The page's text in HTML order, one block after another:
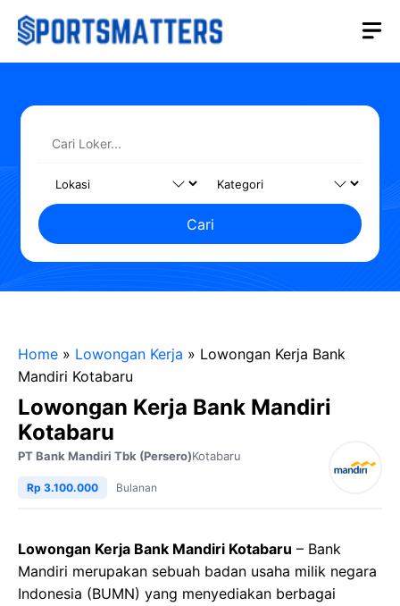
Langsung
Cari
Home » Lowongan Kerja » Lowongan Kerja Bank
Mandiri Kotabaru
Lowongan Kerja Bank Mandiri
Kotabaru
PT Bank Mandiri Tbk (Persero)Kotabaru
Rp 3.100.000 Bulanan
Lowongan Kerja Bank Mandiri Kotabaru – Bank
Mandiri merupakan sebuah badan usaha milik negara
Indonesia (BUMN) yang menyediakan berbagai